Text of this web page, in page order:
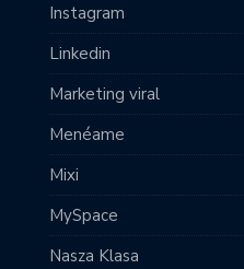
Instagram
Linkedin
Marketing viral
Menéame
Mixi
MySpace
Nasza Klasa